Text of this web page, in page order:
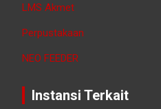
LMS Akmet
Perpustakaan
NEO FEEDER
Instansi Terkait